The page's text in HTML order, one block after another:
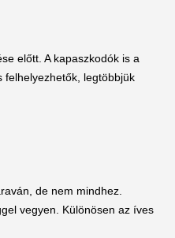
előtt. A kapaszkodók is a
felhelyezhetők, legtöbbjük
de nem mindhez.
vegyen. Különösen az íves